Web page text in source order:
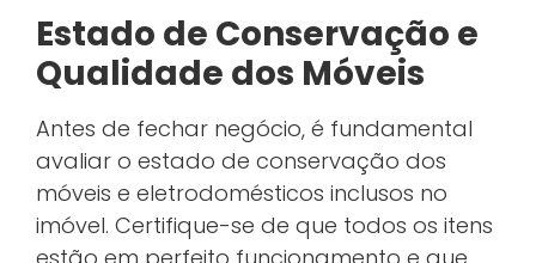
Estado de Conservação e
Qualidade dos Móveis
Antes de fechar negócio, é fundamental
avaliar o estado de conservação dos
móveis e eletrodomésticos inclusos no
imóvel. Certifique-se de que todos os itens